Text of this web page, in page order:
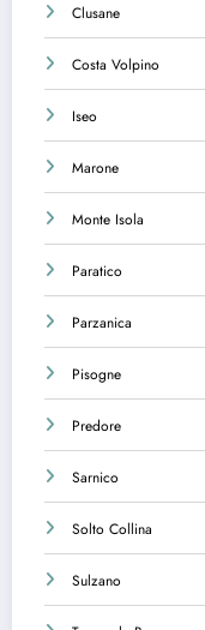
Clusane
Costa Volpino
Iseo
Marone
Monte Isola
Paratico
Parzanica
Pisogne
Predore
Sarnico
Solto Collina
Sulzano